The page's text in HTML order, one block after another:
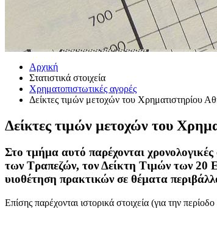
Αρχική
Στατιστικά στοιχεία
Χρηματοπιστωτικές αγορές
Δείκτες τιμών μετοχών του Χρηματιστηρίου
Δείκτες τιμών μετοχών του
Στο τμήμα αυτό​​ παρέχονται
των Τραπεζών, τον Δείκτη Τιμών των 20
υιοθέτηση πρακτικών σε θέματα
Επίσης παρέχονται ιστορικά στοιχεία (για την